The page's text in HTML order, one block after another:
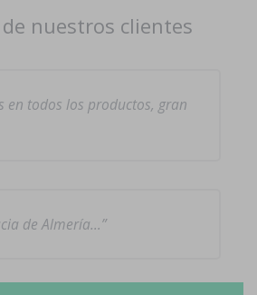
nuestros clientes
en todos los productos, gran
de Almería…